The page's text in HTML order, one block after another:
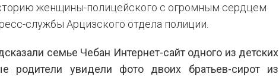
женщины-полицейского с огромным сердцем
службы Арцизского отдела полиции.
семье Чебан Интернет-сайт одного из детских
родители увидели фото двоих братьев-сирот из